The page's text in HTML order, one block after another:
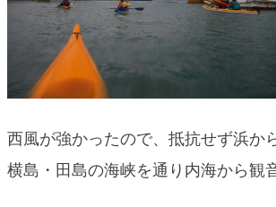
西風が強かったので、抵抗せず浜か
横島・田島の海峡を通り内海から観